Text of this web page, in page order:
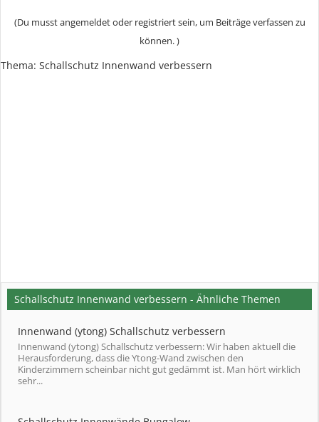
(Du musst angemeldet oder registriert sein, um Beiträge verfassen zu
können. )
Thema: Schallschutz Innenwand verbessern
Schallschutz Innenwand verbessern - Ähnliche Themen
Innenwand (ytong) Schallschutz verbessern
Innenwand (ytong) Schallschutz verbessern: Wir haben aktuell die
Herausforderung, dass die Ytong-Wand zwischen den
Kinderzimmern scheinbar nicht gut gedämmt ist. Man hört wirklich
sehr...